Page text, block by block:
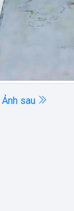
Ảnh sau